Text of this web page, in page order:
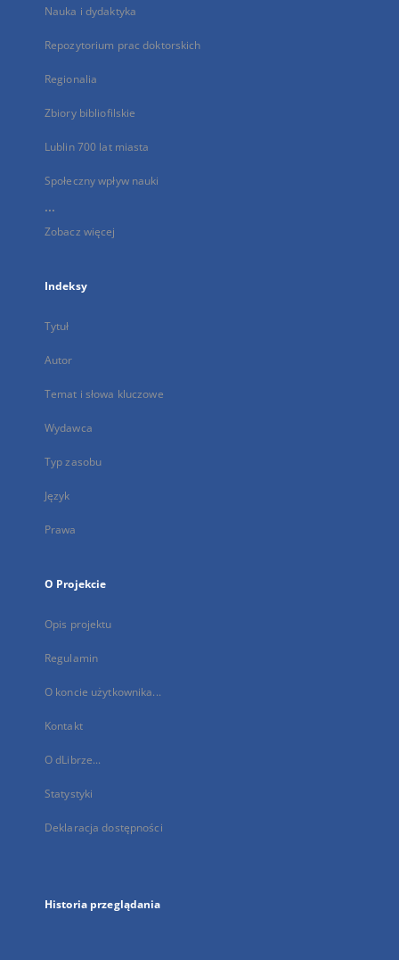
Nauka i dydaktyka
Repozytorium prac doktorskich
Regionalia
Zbiory bibliofilskie
Lublin 700 lat miasta
Społeczny wpływ nauki
...
Zobacz więcej
Indeksy
Tytuł
Autor
Temat i słowa kluczowe
Wydawca
Typ zasobu
Język
Prawa
O Projekcie
Opis projektu
Regulamin
O koncie użytkownika...
Kontakt
O dLibrze...
Statystyki
Deklaracja dostępności
Historia przeglądania